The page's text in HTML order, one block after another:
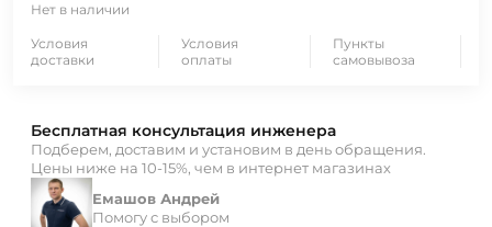
Нет в наличии
Условия
доставки
Условия
оплаты
Пункты
самовывоза
Бесплатная консультация инженера
Подберем, доставим и установим в день обращения.
Цены ниже на 10-15%, чем в интернет магазинах
Емашов Андрей
Помогу с выбором